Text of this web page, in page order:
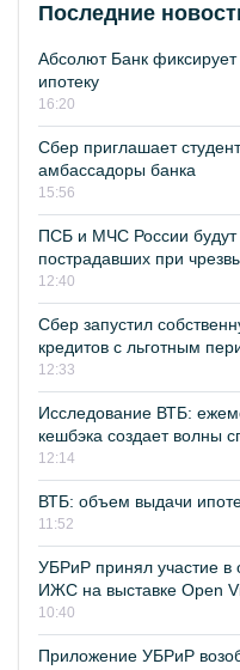
Последние
Абсолют Банк
ипотеку
16:20
Сбер приглашает
амбассадоры банка
15:56
ПСБ и МЧС России будут
пострадавших при
12:40
Сбер запустил
кредитов с льготным
12:33
Исследование ВТБ:
кешбэка создает волны
12:14
ВТБ: объем выдачи
11:52
УБРиР принял участие в
ИЖС на выставке Open
10:40
Приложение УБРиР